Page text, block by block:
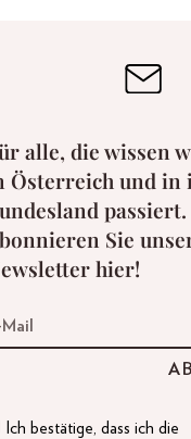
alle, die wissen
Österreich und in
passiert.
Sie
hier!
Ich bestätige, dass ich die